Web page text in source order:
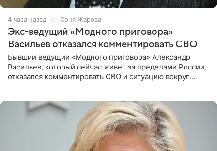
4 часа назад Соня Жарова
Экс-ведущий «Модного приговора»
Васильев отказался комментировать СВО
Бывший ведущий «Модного приговора» Александр
Васильев, который сейчас живет за пределами России,
отказался комментировать СВО и ситуацию вокруг